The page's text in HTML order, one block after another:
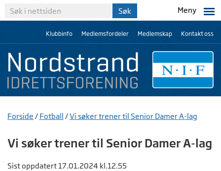
Meny
Klubbinfo Medlemsfordeler Medlemskap Kontakt oss
Forside / Fotball /Vi søker trener til Senior Damer A-lag
Vi søker trener til Senior Damer A-lag
Sist oppdatert 17.01.2024 kl.12.55